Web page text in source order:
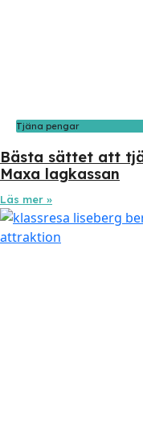
Tjäna pengar
Bästa sättet att
Maxa lagkassan
Läs mer »